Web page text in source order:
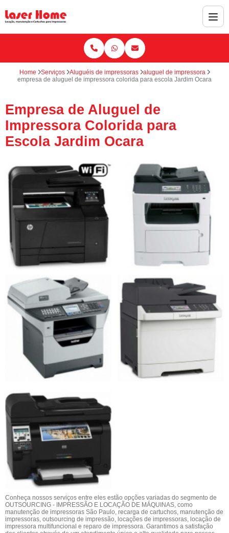
Home Serviços Aluguéis de impressoras
aluguel de impressora
empresa de aluguel de impressora colorida para escola Jardim Ocara
Empresa de Aluguel de
Impressora Colorida para
Escola Jardim Ocara
Conheça nossos serviços entre eles estão opções variadas do segmento de
OUTSOURCING - IMPRESSÃO E LOCAÇÃO DE MÁQUINAS, como
manutenção de impressoras São Paulo, recarga de cartuchos, manutenção de
impressoras, outsourcing de impressão, locações de impressoras, locação de
impressora multifuncional e reparo de impressora. Garantimos a satisfação